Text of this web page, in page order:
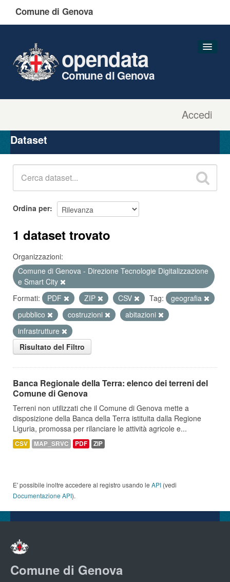
Comune di Genova
Accedi
opendata
Comune di Genova
Organizzazioni
Gruppi
Dataset
Ordina per
1 dataset trovato
Organizzazioni:
Comune di Genova - Direzione Tecnologie Digitalizzazione
e Smart City
Formati:
PDF ZIP CSV Tag:
geografia
pubblico
costruzioni
abitazioni
infrastrutture
Risultato del Filtro
Banca Regionale della Terra: elenco dei terreni del
Comune di Genova
Terreni non utilizzati che il Comune di Genova mette a
disposizione della Banca della Terra istituita dalla Regione
Liguria, promossa per rilanciare le attività agricole e...
CSV MAP_SRVC PDF ZIP
E' possibile inoltre accedere al registro usando le API (vedi
Documentazione API).
Comune di Genova